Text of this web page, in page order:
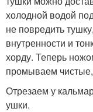
холодной водой
не повредить
внутренности и
хорду. Теперь
промываем
Отрезаем у
ушки.